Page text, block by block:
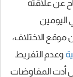
عن علاقته
اليومين
موقع الاختلاف،
وعدم التفريط
أدت المفاوضات